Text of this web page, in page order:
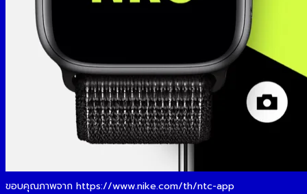
ขอบคุณภาพจาก https://www.nike.com/th/ntc-app